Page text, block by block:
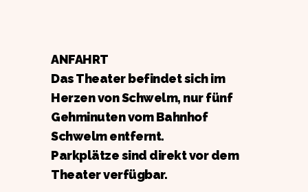
ANFAHRT
Das Theater befindet sich im
Herzen von Schwelm, nur fünf
Gehminuten vom Bahnhof
Schwelm entfernt.
Parkplätze sind direkt vor dem
Theater verfügbar.